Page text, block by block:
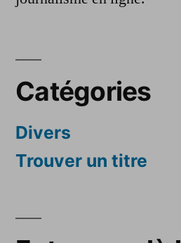
Catégories
Divers
Trouver un titre